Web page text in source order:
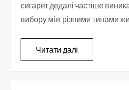
сигарет дедалі частіше
вибору між різними типами
Читати далі